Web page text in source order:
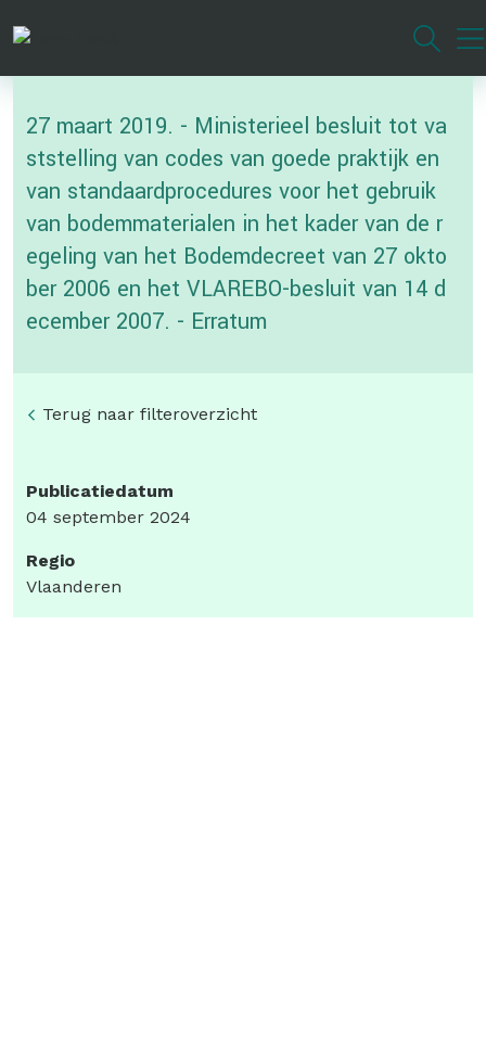
inhoud
gaan
27 maart 2019. - Ministerieel besluit tot va
ststelling van codes van goede praktijk en
van standaardprocedures voor het gebruik
van bodemmaterialen in het kader van de r
egeling van het Bodemdecreet van 27 okto
ber 2006 en het VLAREBO-besluit van 14 d
ecember 2007. - Erratum
Terug naar filteroverzicht
Publicatiedatum
04 september 2024
Regio
Vlaanderen